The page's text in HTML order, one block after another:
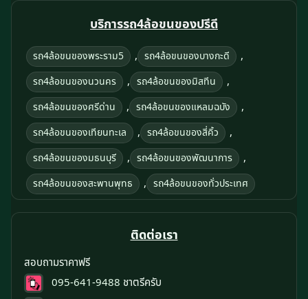
บริการรถ4ล้อขนของปรีดี
รถ4ล้อขนของพระราม5 , รถ4ล้อขนของบางกะดี ,
รถ4ล้อขนของนวนคร , รถ4ล้อขนของมิสทีน ,
รถ4ล้อขนของศรีด่าน , รถ4ล้อขนของแหลมฉบัง ,
รถ4ล้อขนของเทียนทะเล , รถ4ล้อขนของสี่คิ้ว ,
รถ4ล้อขนของมธนบุรี , รถ4ล้อขนของพัฒนาการ ,
รถ4ล้อขนของสะพานพุทธ , รถ4ล้อขนของทั่วประเทศ
ติดต่อเรา
สอบถามราคาฟรี
095-641-9488 ชาตรีครับ